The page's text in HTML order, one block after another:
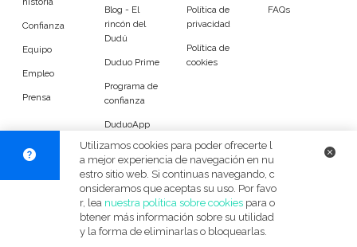
Tenis Voleibol
Idiomas del dudú
Cerrar Filtrar
Confianza
Equipo
Empleo
Prensa
Blog - El
rincón del
Dudú
Duduo Prime
Programa de
confianza
DuduoApp
Política de
privacidad
Política de
cookies
FAQs
© Duduo 2026 Facebook
Utilizamos cookies para poder ofrecerte l
a mejor experiencia de navegación en nu
estro sitio web. Si continuas navegando, c
onsideramos que aceptas su uso. Por favo
r, lea nuestra política sobre cookiespara o
btener más información sobre su utilidad
y la forma de eliminarlas o bloquearlas.